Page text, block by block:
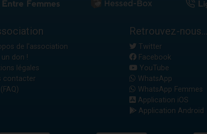
de l'association
un don !
légales
contacter
Retrouvez-nous...
Twitter
Facebook
YouTube
WhatsApp
WhatsApp Femmes
Application iOS
Application Android